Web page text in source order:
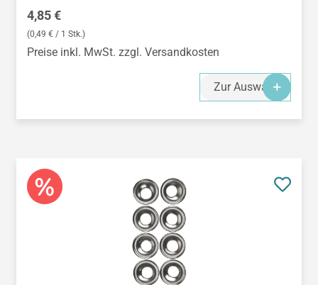
Regulärer Preis:
4,85 €
(0,49 € / 1 Stk.)
Preise inkl. MwSt. zzgl. Versandkosten
Zur Auswahl